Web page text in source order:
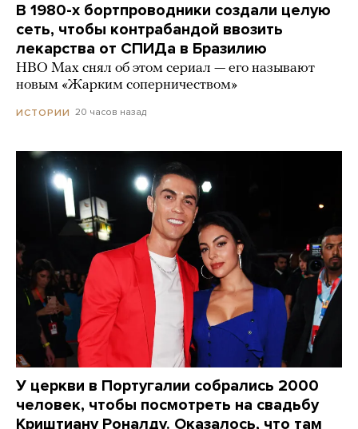
В 1980-х бортпроводники создали целую
сеть, чтобы контрабандой ввозить
лекарства от СПИДа в Бразилию
HBO Max снял об этом сериал — его называют
новым «Жарким соперничеством»
ИСТОРИИ 20 часов назад
У церкви в Португалии собрались 2000
человек, чтобы посмотреть на свадьбу
Криштиану Роналду. Оказалось, что там